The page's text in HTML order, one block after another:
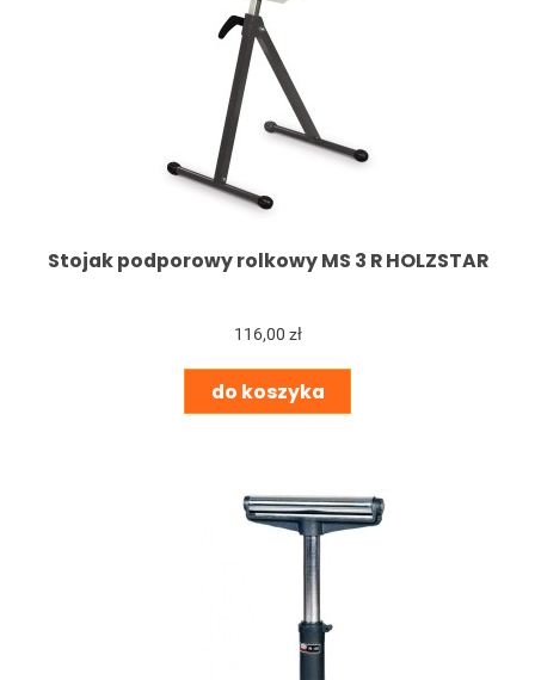
Stojak podporowy rolkowy MS 3 R HOLZSTAR
116,00 zł
do koszyka